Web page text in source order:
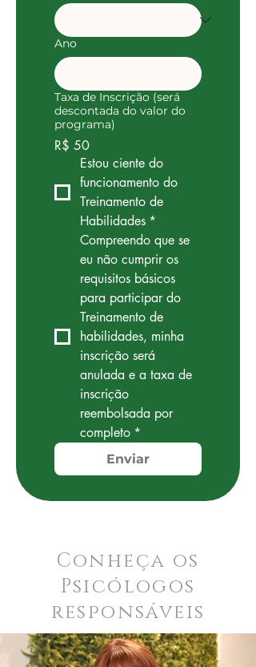
Ano
Taxa de Inscrição (será
descontada do valor do
programa)
R$ 50
Estou ciente do
funcionamento do
Treinamento de
Habilidades *
Compreendo que se
eu não cumprir os
requisitos básicos
para participar do
Treinamento de
habilidades, minha
inscrição será
anulada e a taxa de
inscrição
reembolsada por
completo *
Enviar
Conheça os
Psicólogos
responsáveis